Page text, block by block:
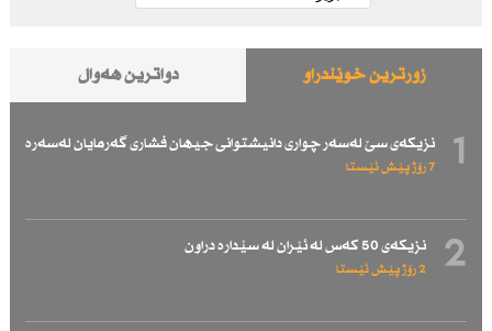
زۆرترین خوێندراو دواترین هەواڵ
1 نزیكەی سێ لەسەر چواری دانیشتوانی جیهان فشاری گەرمایان لەسەرە
7 رۆژ پێش ئێستا
2 نزیكەی 50 كەس لە ئێران لە سێدارە دراون
2 رۆژ پێش ئێستا